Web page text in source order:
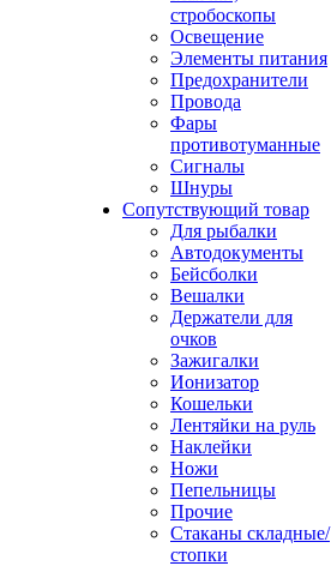
стробоскопы
Освещение
Элементы питания
Предохранители
Провода
Фары
противотуманные
Сигналы
Шнуры
Сопутствующий товар
Для рыбалки
Автодокументы
Бейсболки
Вешалки
Держатели для
очков
Зажигалки
Ионизатор
Кошельки
Лентяйки на руль
Наклейки
Ножи
Пепельницы
Прочие
Стаканы складные/
стопки